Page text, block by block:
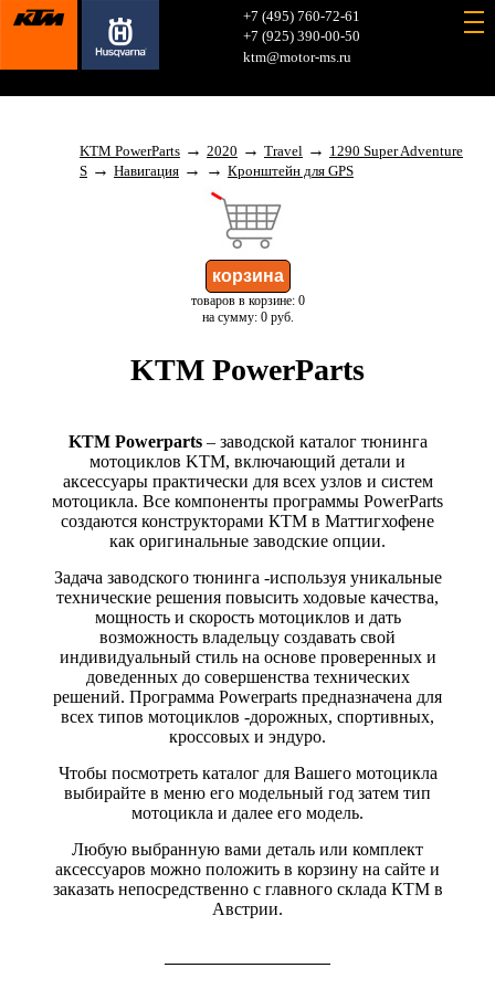
+7 (495) 760-72-61
+7 (925) 390-00-50
ktm@motor-ms.ru
KTM PowerParts → 2020 → Travel → 1290 Super Adventure
S → Навигация → → Кронштейн для GPS
товаров в корзине: 0
на сумму: 0 руб.
KTM PowerParts
KTM Powerparts– заводской каталог тюнинга
мотоциклов KTM, включающий детали и
аксессуары практически для всех узлов и систем
мотоцикла. Все компоненты программы PowerParts
создаются конструкторами КТМ в Маттигхофене
как оригинальные заводские опции.
Задача заводского тюнинга -используя уникальные
технические решения повысить ходовые качества,
мощность и скорость мотоциклов и дать
возможность владельцу создавать свой
индивидуальный стиль на основе проверенных и
доведенных до совершенства технических
решений. Программа Powerparts предназначена для
всех типов мотоциклов -дорожных, спортивных,
кроссовых и эндуро.
Чтобы посмотреть каталог для Вашего мотоцикла
выбирайте в меню его модельный год затем тип
мотоцикла и далее его модель.
Любую выбранную вами деталь или комплект
аксессуаров можно положить в корзину на сайте и
заказать непосредственно с главного склада КТМ в
Австрии.